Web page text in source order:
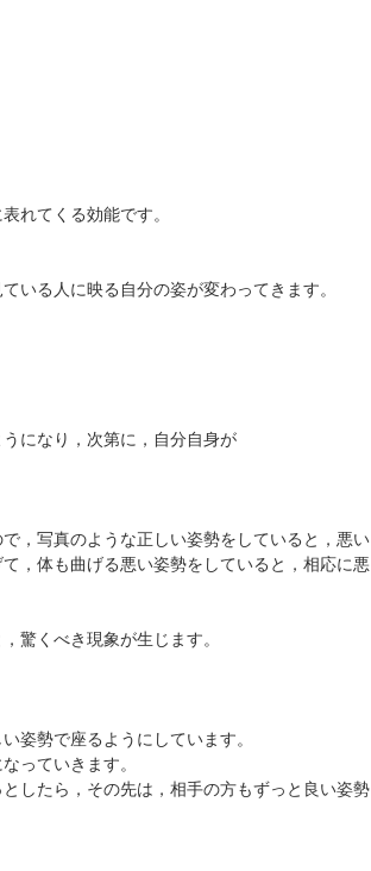
れてくる効能です。
いる人に映る自分の姿が変わってきます。
になり，次第に，自分自身が
，写真のような正しい姿勢をしていると，悪い
，体も曲げる悪い姿勢をしていると，相応に悪
驚くべき現象が生じます。
姿勢で座るようにしています。
っていきます。
したら，その先は，相手の方もずっと良い姿勢